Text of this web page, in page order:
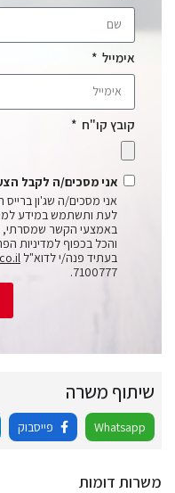
אימייל
קובץ קו"ח
אני מסכים/ה לקבל
אני מסכים/ה שג'ון
לעת ותשתמש במידע
באמצעי הקשר שמסרתי,
והכל בכפוף למדיניות
בעתיד פנה/י לדוא"ל
7100777.
שיתוף משרה
Whatsapp פייסבוק
משרות דומות